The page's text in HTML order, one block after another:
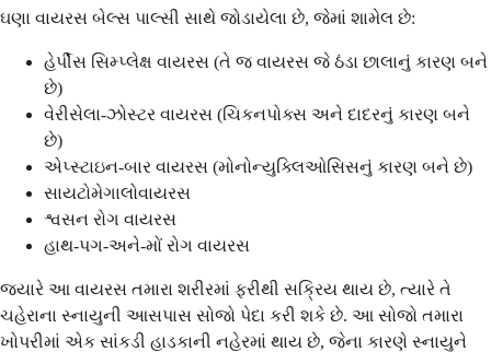
ઘણા વાયરસ બેલ્સ પાલ્સી સાથે જોડાયેલા છે, જેમાં શામેલ છે:
હેર્પીસ સિમ્પ્લેક્ષ વાયરસ (તે જ વાયરસ જે ઠંડા છાલાનું કારણ બને
છે)
વેરીસેલા-ઝોસ્ટર વાયરસ (ચિકનપોક્સ અને દાદરનું કારણ બને
છે)
એપ્સ્ટાઇન-બાર વાયરસ (મોનોન્યુક્લિઓસિસનું કારણ બને છે)
સાયટોમેગાલોવાયરસ
શ્વસન રોગ વાયરસ
હાથ-પગ-અને-મોં રોગ વાયરસ
જ્યારે આ વાયરસ તમારા શરીરમાં ફરીથી સક્રિય થાય છે, ત્યારે તે
ચહેરાના સ્નાયુની આસપાસ સોજો પેદા કરી શકે છે. આ સોજો તમારા
ખોપરીમાં એક સાંકડી હાડકાની નહેરમાં થાય છે, જેના કારણે સ્નાયુને